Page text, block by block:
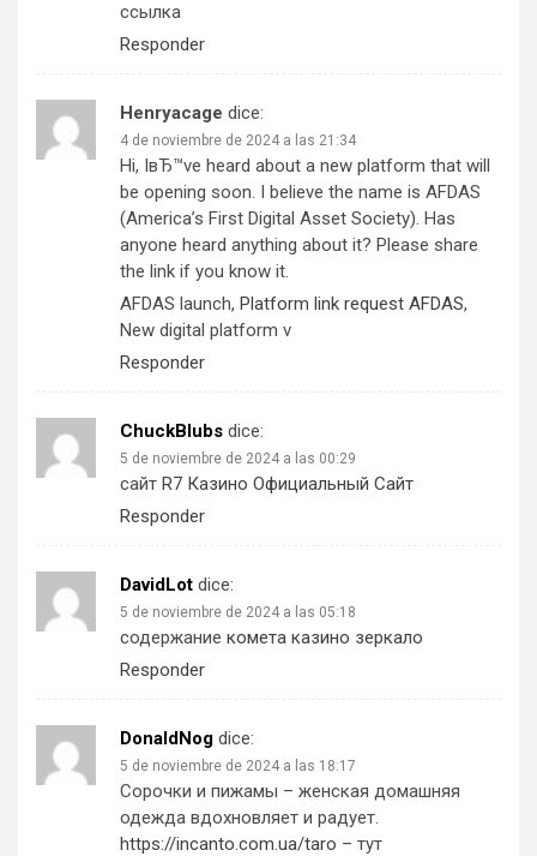
ссылка
Responder
Henryacage dice:
4 de noviembre de 2024 a las 21:34
Hi, IвЂ™ve heard about a new platform that will
be opening soon. I believe the name is AFDAS
(America’s First Digital Asset Society). Has
anyone heard anything about it? Please share
the link if you know it.
AFDAS launch, Platform link request AFDAS,
New digital platform v
Responder
ChuckBlubs dice:
5 de noviembre de 2024 a las 00:29
сайт R7 Казино Официальный Сайт
Responder
DavidLot dice:
5 de noviembre de 2024 a las 05:18
содержание комета казино зеркало
Responder
DonaldNog dice:
5 de noviembre de 2024 a las 18:17
Сорочки и пижамы – женская домашняя
одежда вдохновляет и радует.
https://incanto.com.ua/taro – тут